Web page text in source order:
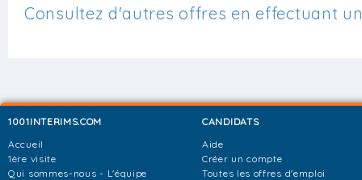
Consultez d'autres offres en effectuant
1001INTERIMS.COM
Accueil
1ère visite
Qui sommes-nous - L'équipe
CANDIDATS
Aide
Créer un compte
Toutes les offres d'emploi